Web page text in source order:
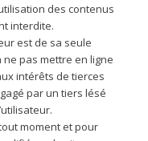
des contenus
interdite.
est de sa seule
ne pas mettre en ligne
intérêts de tierces
par un tiers lésé
moment et pour